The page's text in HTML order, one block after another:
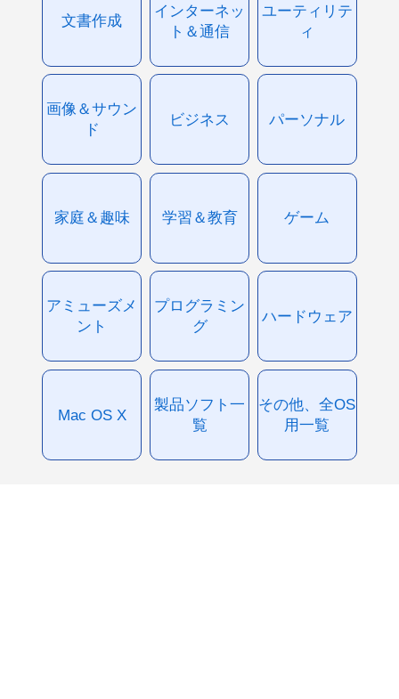
文書作成
インターネッ
ト＆通信
ユーティリテ
ィ
画像＆サウン
ド
ビジネス パーソナル
家庭＆趣味 学習＆教育 ゲーム
アミューズメ
ント
プログラミン
グ
ハードウェア
Mac OS X
製品ソフト一
覧
その他、全OS
用一覧